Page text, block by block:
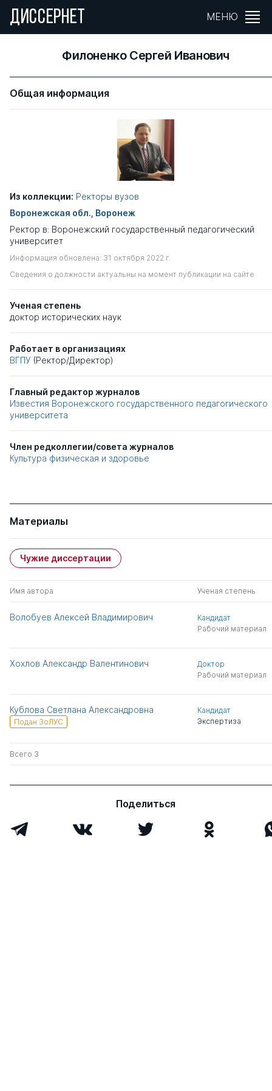
ДИССЕРНЕТ МЕНЮ
Филоненко Сергей Иванович
Общая информация
Из коллекции: Ректоры вузов
Воронежская обл., Воронеж
Ректор в: Воронежский государственный педагогический
университет
Информация обновлена: 31 октября 2022 г.
Сведения о должности актуальны на момент публикации на сайте
Ученая степень
доктор исторических наук
Работает в организациях
ВГПУ (Ректор/Директор)
Главный редактор журналов
Известия Воронежского государственного педагогического
университета
Член редколлегии/совета журналов
Культура физическая и здоровье
Материалы
Чужие диссертации
Имя автора Ученая степень
Волобуев Алексей Владимирович
Кандидат
Рабочий материал
Хохлов Александр Валентинович
Доктор
Рабочий материал
Кублова Светлана Александровна
Подан ЗоЛУС
Кандидат
Экспертиза
Всего 3
Поделиться